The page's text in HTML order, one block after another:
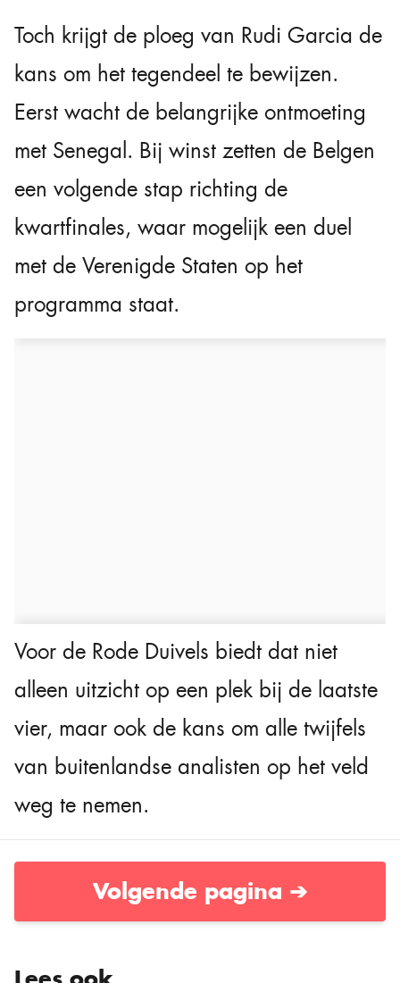
Toch krijgt de ploeg van Rudi Garcia de
kans om het tegendeel te bewijzen.
Eerst wacht de belangrijke ontmoeting
met Senegal. Bij winst zetten de Belgen
een volgende stap richting de
kwartfinales, waar mogelijk een duel
met de Verenigde Staten op het
programma staat.
Voor de Rode Duivels biedt dat niet
alleen uitzicht op een plek bij de laatste
vier, maar ook de kans om alle twijfels
van buitenlandse analisten op het veld
weg te nemen.
Volgende pagina ➔